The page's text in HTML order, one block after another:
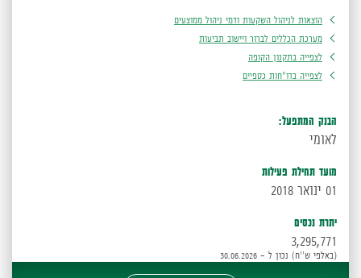
הוצאות לניהול השקעות ודמי ניהול ממוצעים
מערכת הכללים לברור ויישוב תביעות
לצפייה בתקנון הקופה
לצפייה בדו"חות כספיים
הבנק המתפעל:
לאומי
מועד תחילת פעילות
01 ינואר 2018
יתרת נכסים
3,295,771
(באלפי ש''ח) נכון ל - 30.06.2026